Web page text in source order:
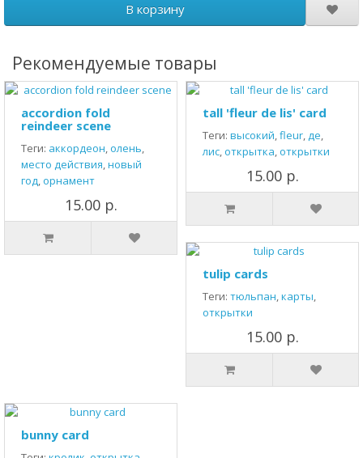
В корзину
Рекомендуемые товары
accordion fold
reindeer scene
Теги: аккордеон,олень,
место действия,новый
год,орнамент
15.00 р.
tall 'fleur de lis' card
Теги: высокий,fleur,де,
лис,открытка,открытки
15.00 р.
tulip cards
Теги: тюльпан,карты,
открытки
15.00 р.
bunny card